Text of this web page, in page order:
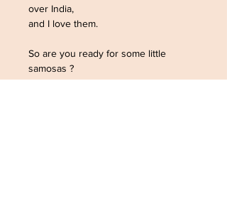
over India,
and I love them.
So are you ready for some little
samosas ?
Mine are delicious at your ears !!